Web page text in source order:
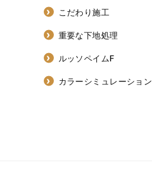
こだわり施工
重要な下地処理
ルッソペイムF
カラーシミュレーション